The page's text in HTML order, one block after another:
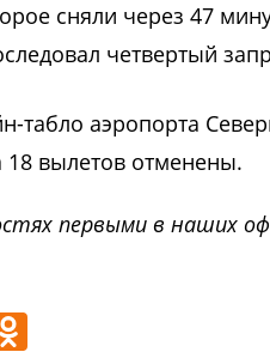
сняли через 47
четвертый
табло аэропорта
18 вылетов отменены.
первыми в наших